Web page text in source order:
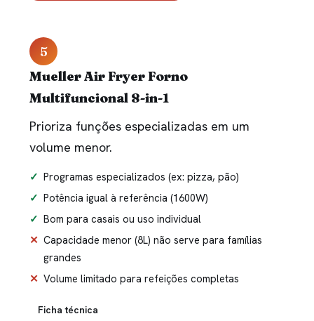
5
Mueller Air Fryer Forno
Multifuncional 8-in-1
Prioriza funções especializadas em um
volume menor.
Programas especializados (ex: pizza, pão)
Potência igual à referência (1600W)
Bom para casais ou uso individual
Capacidade menor (8L) não serve para famílias
grandes
Volume limitado para refeições completas
Ficha técnica